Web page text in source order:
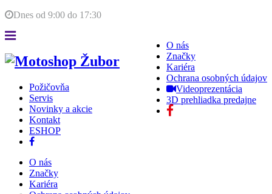
Dnes od 9:00 do 17:30
O nás
Značky
Kariéra
Ochrana osobných údajov
Videoprezentácia
3D prehliadka predajne
Požičovňa
Servis
Novinky a akcie
Kontakt
ESHOP
O nás
Značky
Kariéra